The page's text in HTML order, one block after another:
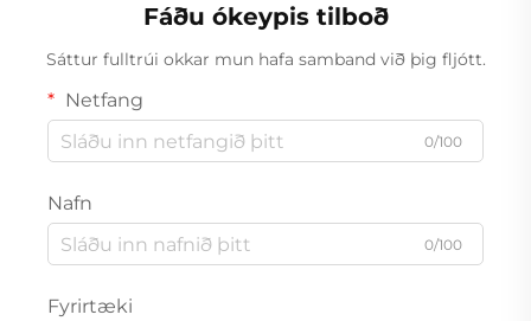
Fáðu ókeypis tilboð
Sáttur fulltrúi okkar mun hafa samband við þig fljótt.
Netfang
0/100
Nafn
0/100
Fyrirtæki